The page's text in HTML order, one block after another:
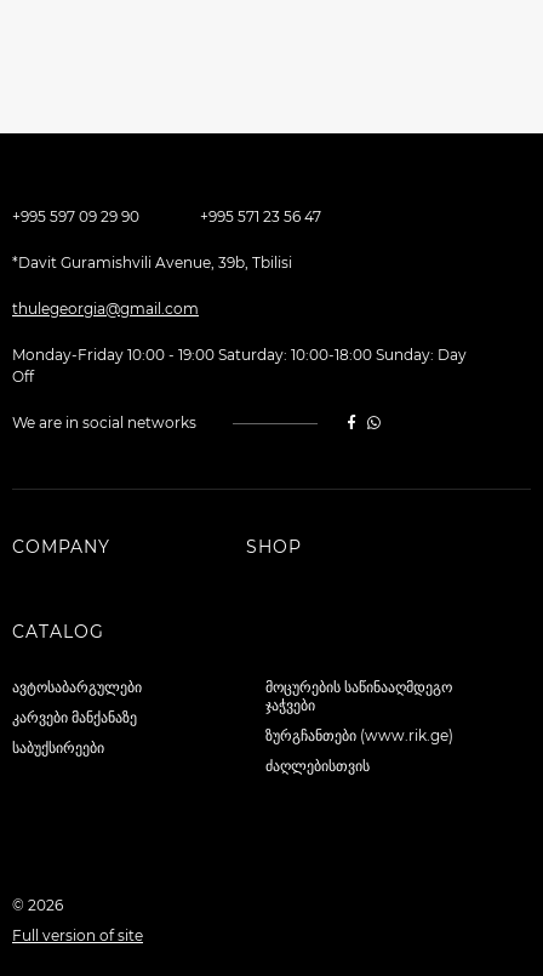
+995 597 09 29 90 +995 571 23 56 47
*Davit Guramishvili Avenue, 39b, Tbilisi
thulegeorgia@gmail.com
Monday-Friday 10:00 - 19:00 Saturday: 10:00-18:00 Sunday: Day
Off
We are in social networks
COMPANY SHOP
CATALOG
ავტოსაბარგულები
კარვები მანქანაზე
საბუქსირეები
მოცურების საწინააღმდეგო
ჯაჭვები
ზურგჩანთები (www.rik.ge)
ძაღლებისთვის
© 2026
Full version of site